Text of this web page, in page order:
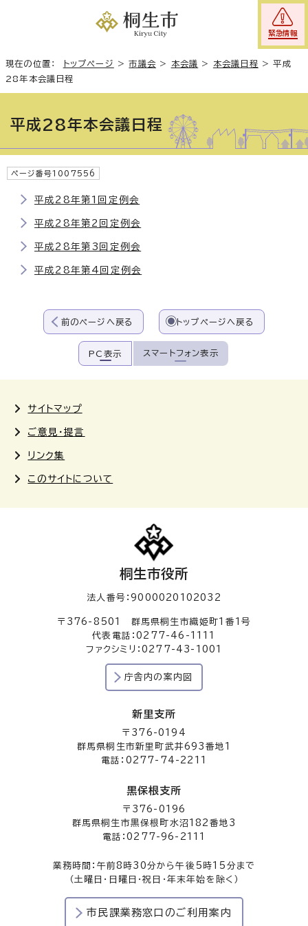
緊急情報
現在の位置： トップページ >市議会 > 本会議 > 本会議日程 >平成
28年本会議日程
平成28年本会議日程
ページ番号1007556
平成28年第1回定例会
平成28年第2回定例会
平成28年第3回定例会
平成28年第4回定例会
前のページへ戻る トップページへ戻る
PC表示 スマートフォン表示
サイトマップ
ご意見・提言
リンク集
このサイトについて
桐生市役所
法人番号：9000020102032
〒376-8501 群馬県桐生市織姫町1番1号
代表電話：0277-46-1111
ファクシミリ：0277-43-1001
庁舎内の案内図
新里支所
〒376-0194
群馬県桐生市新里町武井693番地1
電話：0277-74-2211
黒保根支所
〒376-0196
群馬県桐生市黒保根町水沼182番地3
電話：0277-96-2111
業務時間：午前8時30分から午後5時15分まで
（土曜日・日曜日・祝日・年末年始を除く）
市民課業務窓口のご利用案内